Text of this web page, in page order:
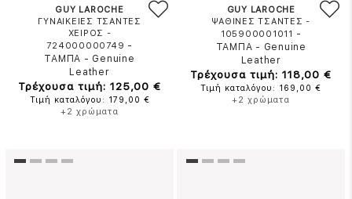
GUY LAROCHE
ΓΥΝΑΙΚΕΙΕΣ ΤΣΑΝΤΕΣ
ΧΕΙΡΟΣ -
724000000749 -
ΤΑΜΠΑ - Genuine
Leather
Τρέχουσα τιμή: 125,00 €
Τιμή καταλόγου: 179,00 €
+2 χρώματα
GUY LAROCHE
ΨΑΘΙΝΕΣ ΤΣΑΝΤΕΣ -
105900001011 -
ΤΑΜΠΑ - Genuine
Leather
Τρέχουσα τιμή: 118,00 €
Τιμή καταλόγου: 169,00 €
+2 χρώματα